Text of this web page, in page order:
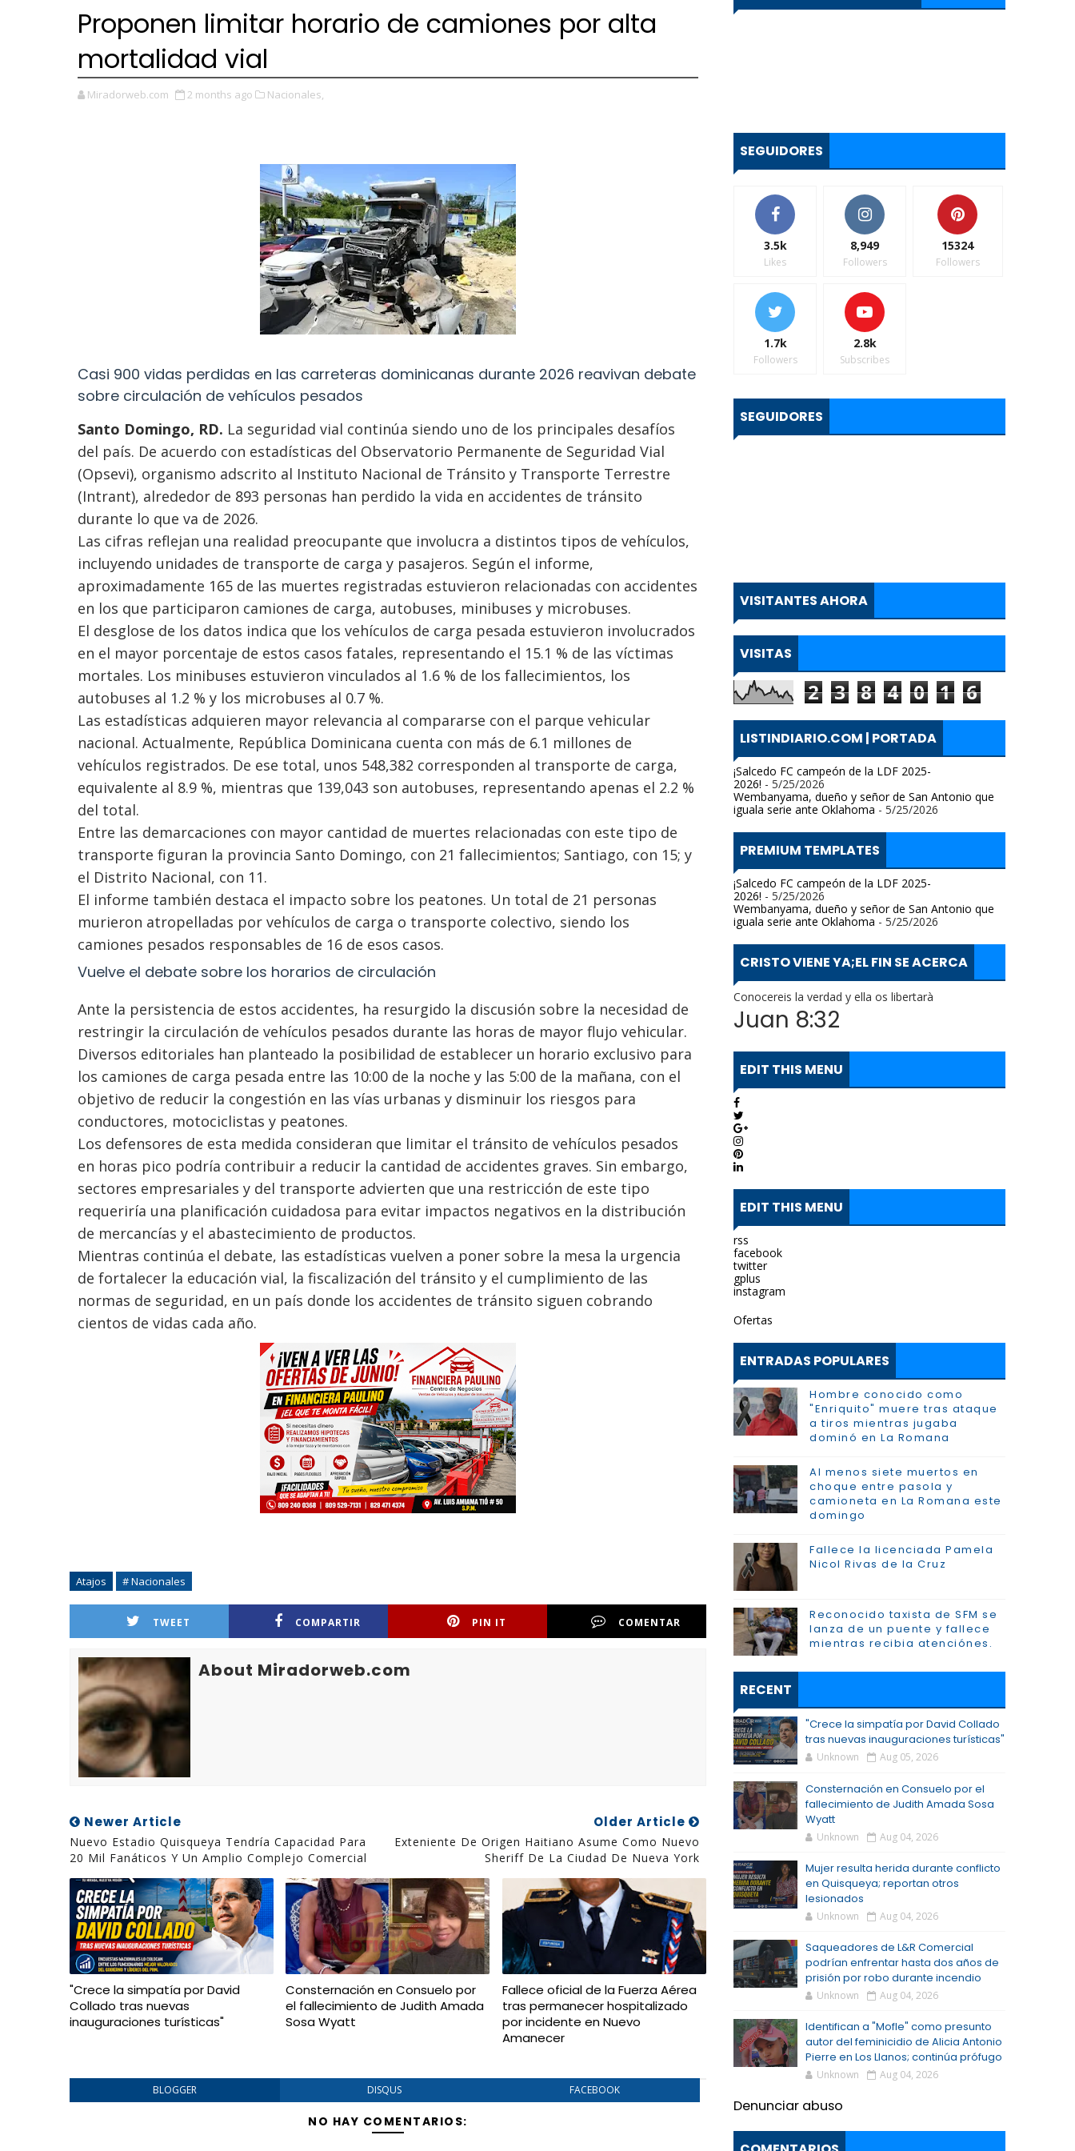
Proponen limitar horario de camiones por alta
mortalidad vial
Miradorweb.com 2 months ago Nacionales,
Casi 900 vidas perdidas en las carreteras dominicanas durante 2026 reavivan debate
sobre circulación de vehículos pesados
Santo Domingo, RD. La seguridad vial continúa siendo uno de los principales desafíos
del país. De acuerdo con estadísticas del Observatorio Permanente de Seguridad Vial
(Opsevi), organismo adscrito al Instituto Nacional de Tránsito y Transporte Terrestre
(Intrant), alrededor de 893 personas han perdido la vida en accidentes de tránsito
durante lo que va de 2026.
Las cifras reflejan una realidad preocupante que involucra a distintos tipos de vehículos,
incluyendo unidades de transporte de carga y pasajeros. Según el informe,
aproximadamente 165 de las muertes registradas estuvieron relacionadas con accidentes
en los que participaron camiones de carga, autobuses, minibuses y microbuses.
El desglose de los datos indica que los vehículos de carga pesada estuvieron involucrados
en el mayor porcentaje de estos casos fatales, representando el 15.1 % de las víctimas
mortales. Los minibuses estuvieron vinculados al 1.6 % de los fallecimientos, los
autobuses al 1.2 % y los microbuses al 0.7 %.
Las estadísticas adquieren mayor relevancia al compararse con el parque vehicular
nacional. Actualmente, República Dominicana cuenta con más de 6.1 millones de
vehículos registrados. De ese total, unos 548,382 corresponden al transporte de carga,
equivalente al 8.9 %, mientras que 139,043 son autobuses, representando apenas el 2.2 %
del total.
Entre las demarcaciones con mayor cantidad de muertes relacionadas con este tipo de
transporte figuran la provincia Santo Domingo, con 21 fallecimientos; Santiago, con 15; y
el Distrito Nacional, con 11.
El informe también destaca el impacto sobre los peatones. Un total de 21 personas
murieron atropelladas por vehículos de carga o transporte colectivo, siendo los
camiones pesados responsables de 16 de esos casos.
Vuelve el debate sobre los horarios de circulación
Ante la persistencia de estos accidentes, ha resurgido la discusión sobre la necesidad de
restringir la circulación de vehículos pesados durante las horas de mayor flujo vehicular.
Diversos editoriales han planteado la posibilidad de establecer un horario exclusivo para
los camiones de carga pesada entre las 10:00 de la noche y las 5:00 de la mañana, con el
objetivo de reducir la congestión en las vías urbanas y disminuir los riesgos para
conductores, motociclistas y peatones.
Los defensores de esta medida consideran que limitar el tránsito de vehículos pesados
en horas pico podría contribuir a reducir la cantidad de accidentes graves. Sin embargo,
sectores empresariales y del transporte advierten que una restricción de este tipo
requeriría una planificación cuidadosa para evitar impactos negativos en la distribución
de mercancías y el abastecimiento de productos.
Mientras continúa el debate, las estadísticas vuelven a poner sobre la mesa la urgencia
de fortalecer la educación vial, la fiscalización del tránsito y el cumplimiento de las
normas de seguridad, en un país donde los accidentes de tránsito siguen cobrando
cientos de vidas cada año.
Atajos # Nacionales
TWEET COMPARTIR PIN IT COMENTAR
About Miradorweb.com
Newer Article
Nuevo Estadio Quisqueya Tendría Capacidad Para
20 Mil Fanáticos Y Un Amplio Complejo Comercial
Older Article
Exteniente De Origen Haitiano Asume Como Nuevo
Sheriff De La Ciudad De Nueva York
"Crece la simpatía por David
Collado tras nuevas
inauguraciones turísticas"
Consternación en Consuelo por
el fallecimiento de Judith Amada
Sosa Wyatt
Fallece oficial de la Fuerza Aérea
tras permanecer hospitalizado
por incidente en Nuevo
Amanecer
BLOGGER DISQUS FACEBOOK
NO HAY COMENTARIOS:
SEGUIDORES
3.5k
Likes
8,949
Followers
15324
Followers
1.7k
Followers
2.8k
Subscribes
SEGUIDORES
VISITANTES AHORA
VISITAS
2 3 8 4 0 1 6
LISTINDIARIO.COM | PORTADA
¡Salcedo FC campeón de la LDF 2025-
2026! - 5/25/2026
Wembanyama, dueño y señor de San Antonio que
iguala serie ante Oklahoma - 5/25/2026
PREMIUM TEMPLATES
¡Salcedo FC campeón de la LDF 2025-
2026! - 5/25/2026
Wembanyama, dueño y señor de San Antonio que
iguala serie ante Oklahoma - 5/25/2026
CRISTO VIENE YA;EL FIN SE ACERCA
Conocereis la verdad y ella os libertarà
Juan 8:32
EDIT THIS MENU
EDIT THIS MENU
rss
facebook
twitter
gplus
instagram
Ofertas
ENTRADAS POPULARES
Hombre conocido como
"Enriquito" muere tras ataque
a tiros mientras jugaba
dominó en La Romana
Al menos siete muertos en
choque entre pasola y
camioneta en La Romana este
domingo
Fallece la licenciada Pamela
Nicol Rivas de la Cruz
Reconocido taxista de SFM se
lanza de un puente y fallece
mientras recibia atenciónes.
RECENT
"Crece la simpatía por David Collado
tras nuevas inauguraciones turísticas"
Unknown Aug 05, 2026
Consternación en Consuelo por el
fallecimiento de Judith Amada Sosa
Wyatt
Unknown Aug 04, 2026
Mujer resulta herida durante conflicto
en Quisqueya; reportan otros
lesionados
Unknown Aug 04, 2026
Saqueadores de L&R Comercial
podrían enfrentar hasta dos años de
prisión por robo durante incendio
Unknown Aug 04, 2026
Identifican a "Mofle" como presunto
autor del feminicidio de Alicia Antonio
Pierre en Los Llanos; continúa prófugo
Unknown Aug 04, 2026
Denunciar abuso